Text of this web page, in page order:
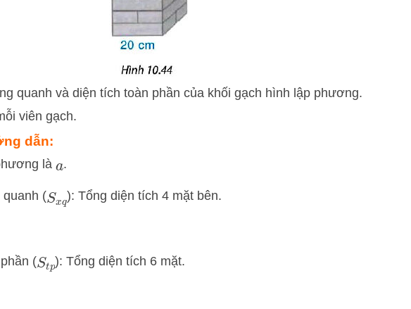
quanh và diện tích toàn phần của khối gạch hình lập phương.
viên gạch.
dẫn:
là a.
quanh (Sxq
): Tổng diện tích 4 mặt bên.
(Stp): Tổng diện tích 6 mặt.